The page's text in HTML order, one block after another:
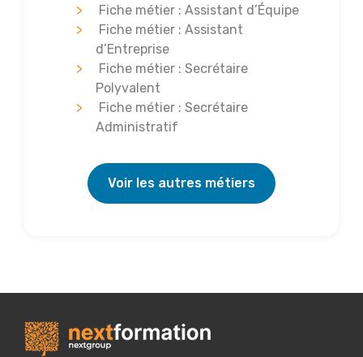
Fiche métier : Assistant d’Équipe
Fiche métier : Assistant
d’Entreprise
Fiche métier : Secrétaire
Polyvalent
Fiche métier : Secrétaire
Administratif
Voir les autres métiers